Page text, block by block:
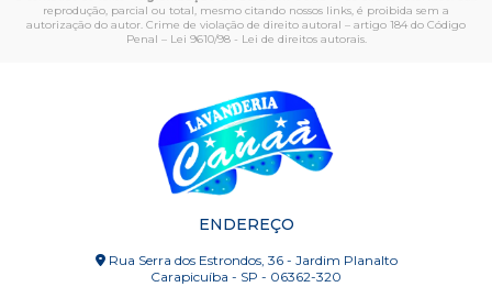
reprodução, parcial ou total, mesmo citando nossos links, é proibida sem a
autorização do autor. Crime de violação de direito autoral – artigo 184 do Código
Penal – Lei 9610/98 - Lei de direitos autorais.
ENDEREÇO
Rua Serra dos Estrondos, 36 - Jardim Planalto
Carapicuíba - SP - 06362-320